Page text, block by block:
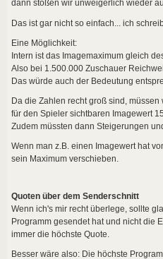
dann stoßen wir unweigerlich wieder
Das ist gar nicht so einfach... ich
Eine Möglichkeit:
Intern ist das Imagemaximum gleich
Also bei 1.500.000 Zuschauer
Das würde auch der Bedeutung
Da die Zahlen recht groß sind,
für den Spieler sichtbaren Imagewert
Zudem müssten dann Steigerungen
Wenn man z.B. einen Imagewert hat
sein Maximum verschieben.
Quoten über dem Senderschnitt
Wenn ich's mir recht überlege, sollte
Programm gesendet hat und nicht die
immer die höchste Quote.
Besser wäre also: Die höchste